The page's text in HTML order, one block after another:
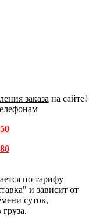
заказа на сайте!
по тарифу
и зависит от
суток,